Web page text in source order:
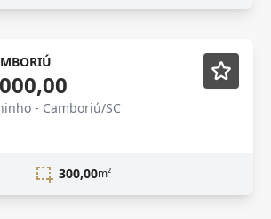
Lançamento
- Camboriú/SC
300,00m²